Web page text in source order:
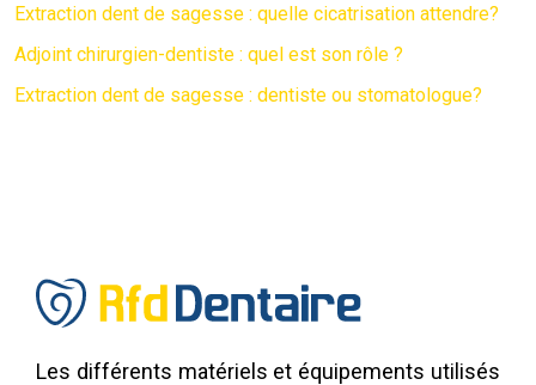
Extraction dent de sagesse : quelle cicatrisation attendre?
Adjoint chirurgien-dentiste : quel est son rôle ?
Extraction dent de sagesse : dentiste ou stomatologue?
Les différents matériels et équipements utilisés